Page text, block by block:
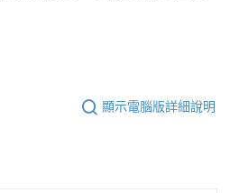
顯示電腦版詳細說明